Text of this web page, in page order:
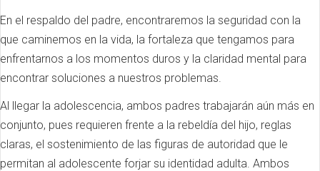
En el respaldo del padre, encontraremos la seguridad con la
que caminemos en la vida, la fortaleza que tengamos para
enfrentarnos a los momentos duros y la claridad mental para
encontrar soluciones a nuestros problemas.
Al llegar la adolescencia, ambos padres trabajarán aún más en
conjunto, pues requieren frente a la rebeldía del hijo, reglas
claras, el sostenimiento de las figuras de autoridad que le
permitan al adolescente forjar su identidad adulta. Ambos